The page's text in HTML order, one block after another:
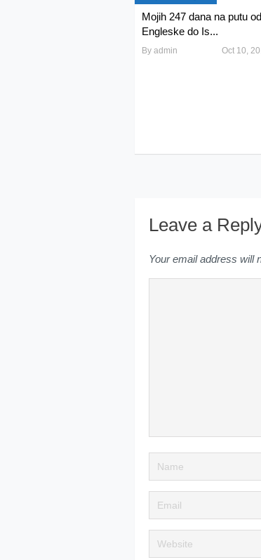
Mojih 247 dana na putu od
Engleske do Is...
By admin Oct 10,
Leave a
Your email address will